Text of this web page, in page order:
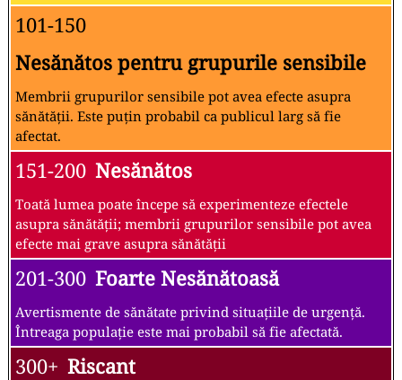
101-150
Nesănătos pentru grupurile sensibile
Membrii grupurilor sensibile pot avea efecte asupra
sănătății. Este puțin probabil ca publicul larg să fie
afectat.
151-200 Nesănătos
Toată lumea poate începe să experimenteze efectele
asupra sănătății; membrii grupurilor sensibile pot avea
efecte mai grave asupra sănătății
201-300 Foarte Nesănătoasă
Avertismente de sănătate privind situațiile de urgență.
Întreaga populație este mai probabil să fie afectată.
300+ Riscant